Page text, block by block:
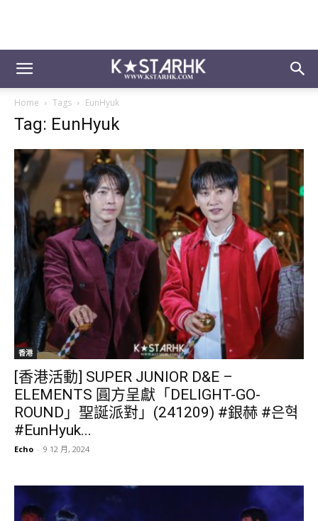
Home Tags EunHyuk
Tag: EunHyuk
香港
[香港活動] SUPER JUNIOR D&E –
ELEMENTS 圓方呈獻「DELIGHT-GO-
ROUND」聖誕派對」(241209) #銀赫 #은혁
#EunHyuk...
Echo - 9 12 月, 2024